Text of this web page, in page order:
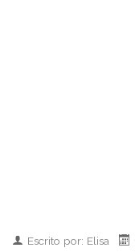
Escrito por: Elisa